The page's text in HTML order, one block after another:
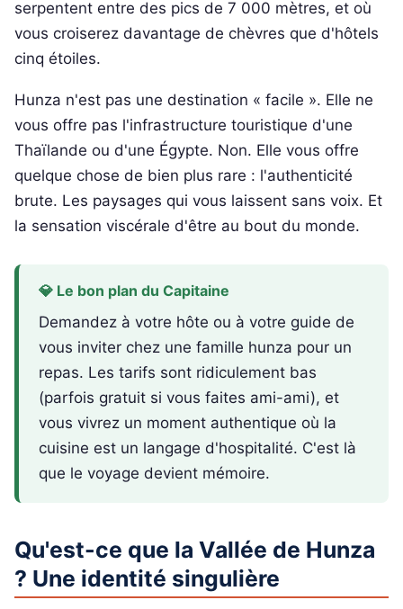
serpentent entre des pics de 7 000 mètres, et où
vous croiserez davantage de chèvres que d'hôtels
cinq étoiles.
Hunza n'est pas une destination « facile ». Elle ne
vous offre pas l'infrastructure touristique d'une
Thaïlande ou d'une Égypte. Non. Elle vous offre
quelque chose de bien plus rare : l'authenticité
brute. Les paysages qui vous laissent sans voix. Et
la sensation viscérale d'être au bout du monde.
💎 Le bon plan du Capitaine
Demandez à votre hôte ou à votre guide de
vous inviter chez une famille hunza pour un
repas. Les tarifs sont ridiculement bas
(parfois gratuit si vous faites ami-ami), et
vous vivrez un moment authentique où la
cuisine est un langage d'hospitalité. C'est là
que le voyage devient mémoire.
Qu'est-ce que la Vallée de Hunza
? Une identité singulière